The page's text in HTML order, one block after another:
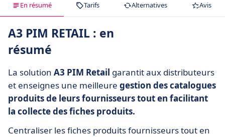
En résumé Tarifs Alternatives Avis
A3 PIM RETAIL : en
résumé
La solution A3 PIM Retail garantit aux distributeurs
et enseignes une meilleure gestion des catalogues
produits de leurs fournisseurs tout en facilitant
la collecte des fiches produits.
Centraliser les fiches produits fournisseurs tout en